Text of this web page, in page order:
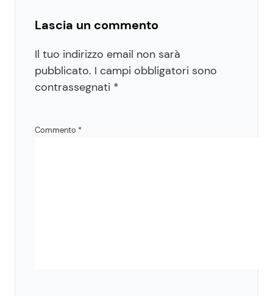
Lascia un commento
Il tuo indirizzo email non sarà
pubblicato. I campi obbligatori sono
contrassegnati *
Commento *